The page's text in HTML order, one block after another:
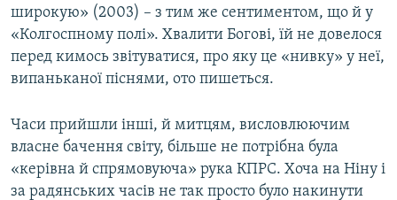
широкую» (2003) – з тим же сентиментом, що й у
«Колгоспному полі». Хвалити Богові, їй не довелося
перед кимось звітуватися, про яку це «нивку» у неї,
випаньканої піснями, ото пишеться.
Часи прийшли інші, й митцям, висловлюючим
власне бачення світу, більше не потрібна була
«керівна й спрямовуюча» рука КПРС. Хоча на Ніну і
за радянських часів не так просто було накинути